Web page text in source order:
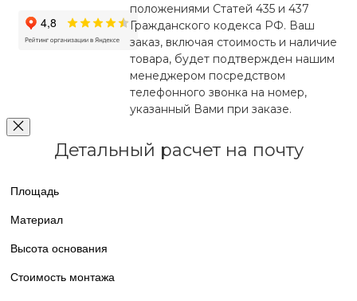
положениями Статей 435 и 437
Гражданского кодекса РФ. Ваш
заказ, включая стоимость и наличие
товара, будет подтвержден нашим
менеджером посредством
телефонного звонка на номер,
указанный Вами при заказе.
Детальный расчет на почту
Площадь
Материал
Высота основания
Стоимость монтажа